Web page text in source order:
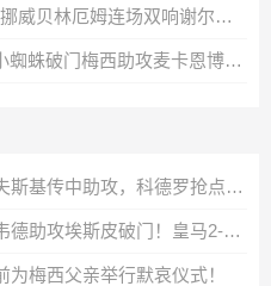
晋级四强！英格兰加时2-1挪威贝林厄姆连场双响谢尔德鲁普破门
阿根廷加时3-1瑞士进4强小蜘蛛破门梅西助攻麦卡恩博洛假摔染红
皇马被扳回一球！卡尼科夫斯基传中助攻，科德罗抢点破门！
皇马进攻行云流水！巴尔韦德助攻埃斯皮破门！皇马2-0领先！
梅西父亲举行默哀仪式！